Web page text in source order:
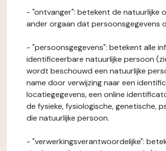
- "ontvanger": betekent de natuurlijke
ander orgaan dat persoonsgegevens
- "persoonsgegevens": betekent alle
identificeerbare natuurlijke persoon
wordt beschouwd een natuurlijke
name door verwijzing naar een
locatiegegevens, een online
de fysieke, fysiologische, genetische,
die natuurlijke persoon.
- "verwerkingsverantwoordelijke":